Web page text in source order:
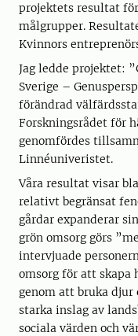
projektets resultat
målgrupper.
Kvinnors
Jag ledde projektet:
Sverige –
förändrad
Forskningsrådet för
genomfördes
Linnéuniveristet.
Våra resultat visar
relativt begränsat
gårdar expanderar
grön omsorg görs
intervjuade
omsorg för att skapa
genom att bruka
starka inslag av
sociala värden och